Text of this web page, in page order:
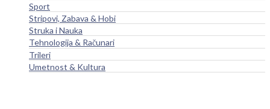
Sport
Stripovi, Zabava & Hobi
Struka i Nauka
Tehnologija & Računari
Trileri
Umetnost & Kultura